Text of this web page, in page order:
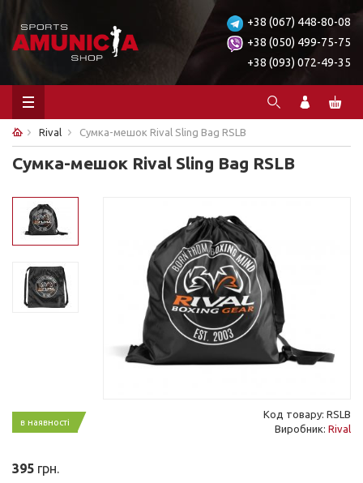
+38 (067) 448-80-08
+38 (050) 499-75-75
+38 (093) 072-49-35
Rival Сумка-мешок Rival Sling Bag RSLB
Сумка-мешок Rival Sling Bag RSLB
в наявності
Код товару: RSLB
Виробник: Rival
395 грн.